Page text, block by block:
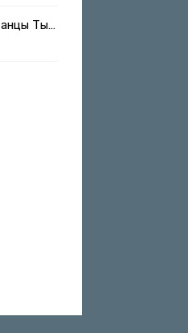
Танцы мы устроим танцы Ты такая классная